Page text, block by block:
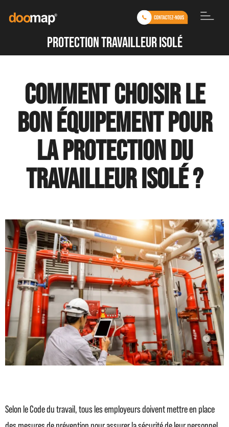
protection travailleur isolé
Comment choisir le
bon équipement pour
la protection du
travailleur isolé ?
Selon le Code du travail, tous les employeurs doivent mettre en place